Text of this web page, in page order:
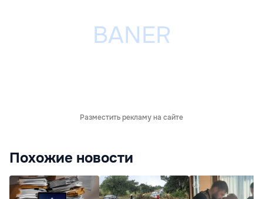
Разместить рекламу на сайте
Похожие новости